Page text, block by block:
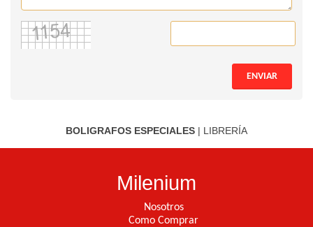
ENVIAR
BOLIGRAFOS ESPECIALES | LIBRERÍA
Milenium
Nosotros
Como Comprar